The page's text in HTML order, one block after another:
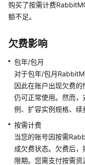
产
绍
计
费
说
明
分
布
式
购买了按需计费
额不足。
欠费影响
包年/包月
对于包年/包月
因此在账户出现欠费
仍可正常使用。然而
例、扩容实例规格、续
按需计费
当您的账号因按需
成欠费状态。欠费后
限期。您需支付按需